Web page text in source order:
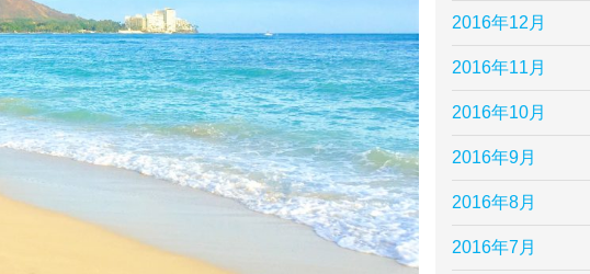
2016年12月
2016年11月
2016年10月
2016年9月
2016年8月
2016年7月